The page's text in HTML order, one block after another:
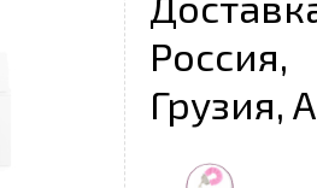
Грузия,